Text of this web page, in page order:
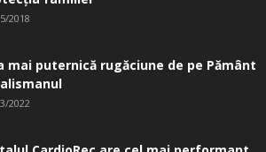
2018
mai puternică rugăciune de pe Pământ
2022